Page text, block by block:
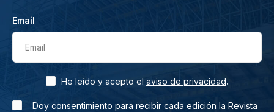
Email
Email
He leído y acepto el aviso de privacidad.
Doy consentimiento para recibir cada edición la Revista